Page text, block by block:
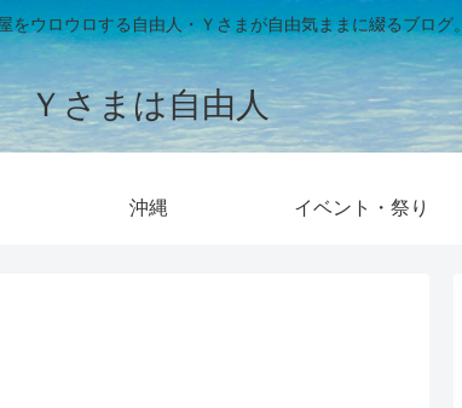
をウロウロする自由人・Ｙさまが自由気ままに綴るブログ。
Ｙさまは自由人
沖縄 イベント・祭り